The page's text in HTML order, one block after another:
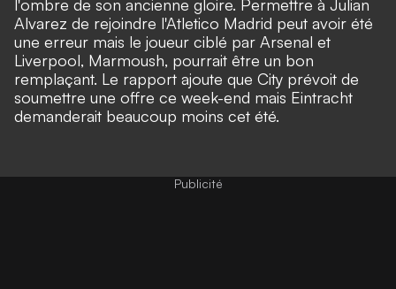
l'ombre de son ancienne gloire. Permettre à Julian
Alvarez de rejoindre l'Atletico Madrid peut avoir été
une erreur mais le joueur ciblé par Arsenal et
Liverpool, Marmoush, pourrait être un bon
remplaçant. Le rapport ajoute que City prévoit de
soumettre une offre ce week-end mais Eintracht
demanderait beaucoup moins cet été.